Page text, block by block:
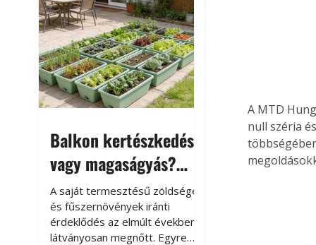
Balkon kertészkedés
vagy magaságyás?
Helytakarékos
kertészkedés
A saját termesztésű zöldségek
és fűszernövények iránti
érdeklődés az elmúlt években
látványosan megnőtt. Egyre
A MTD
null széria